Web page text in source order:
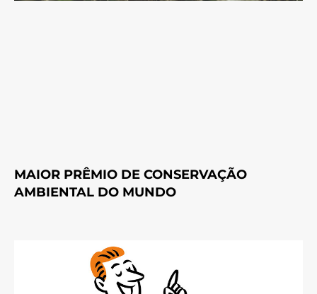
MAIOR PRÊMIO DE CONSERVAÇÃO
AMBIENTAL DO MUNDO